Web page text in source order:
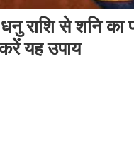
से शनि का
यह उपाय